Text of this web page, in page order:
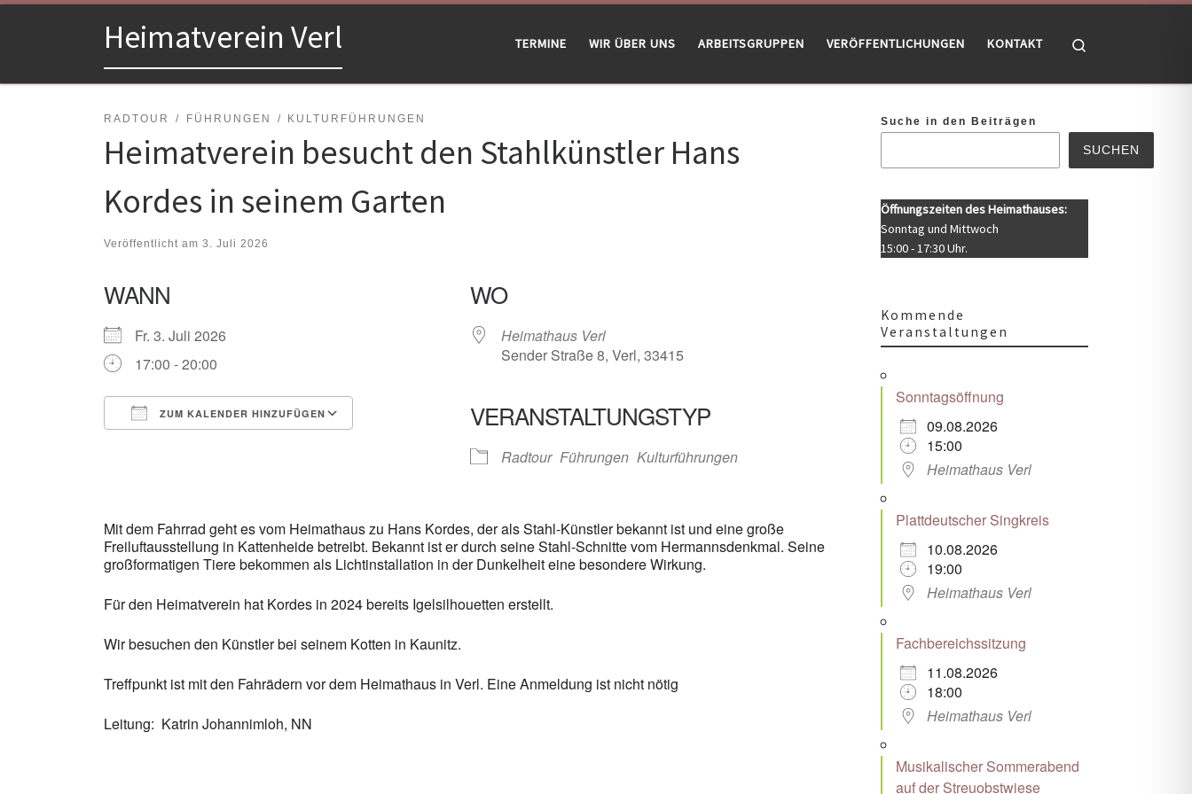
Zum Inhalt springenHeimatverein Verl TERMINE WIR ÜBER UNS ARBEITSGRUPPEN VERÖFFENTLICHUNGEN KONTAKT
RADTOUR FÜHRUNGEN KULTURFÜHRUNGEN
Heimatverein besucht den Stahlkünstler Hans
Kordes in seinem Garten
Veröffentlicht am 3. Juli 2026
WANN
Fr. 3. Juli 2026
17:00 - 20:00
ZUM KALENDER HINZUFÜGEN
Google Kalender Office 365
WO
Heimathaus Verl
Sender Straße 8, Verl, 33415
VERANSTALTUNGSTYP
Radtour Führungen Kulturführungen
Mit dem Fahrrad geht es vom Heimathaus zu Hans Kordes, der als Stahl-Künstler bekannt ist und eine große
Freiluftausstellung in Kattenheide betreibt. Bekannt ist er durch seine Stahl-Schnitte vom Hermannsdenkmal. Seine
großformatigen Tiere bekommen als Lichtinstallation in der Dunkelheit eine besondere Wirkung.
Für den Heimatverein hat Kordes in 2024 bereits Igelsilhouetten erstellt.
Wir besuchen den Künstler bei seinem Kotten in Kaunitz.
Treffpunkt ist mit den Fahrädern vor dem Heimathaus in Verl. Eine Anmeldung ist nicht nötig
Leitung: Katrin Johannimloh, NN
Suche in den Beiträgen
SUCHEN
Öffnungszeiten des Heimathauses:
Sonntag und Mittwoch
15:00 - 17:30 Uhr.
Kommende
Veranstaltungen
Sonntagsöffnung
09.08.2026
15:00
Heimathaus Verl
Plattdeutscher Singkreis
10.08.2026
19:00
Heimathaus Verl
Fachbereichssitzung
11.08.2026
18:00
Heimathaus Verl
Musikalischer Sommerabend
auf der Streuobstwiese